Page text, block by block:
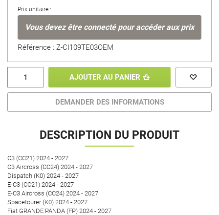
Prix unitaire :
Vous devez être connecté pour accéder aux prix
Référence : Z-CI109TE03OEM
AJOUTER AU PANIER
DEMANDER DES INFORMATIONS
DESCRIPTION DU PRODUIT
C3 (CC21) 2024 - 2027
C3 Aircross (CC24) 2024 - 2027
Dispatch (K0) 2024 - 2027
E-C3 (CC21) 2024 - 2027
E-C3 Aircross (CC24) 2024 - 2027
Spacetourer (K0) 2024 - 2027
Fiat GRANDE PANDA (FP) 2024 - 2027